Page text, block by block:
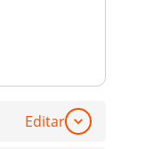
Editar